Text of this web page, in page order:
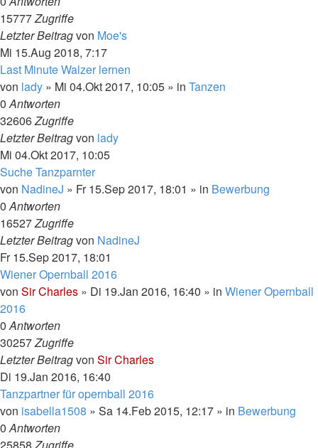
15777Zugriffe
Letzter Beitragvon Moe's
Mi 15.Aug 2018, 7:17
Last Minute Walzer lernen
von lady » Mi 04.Okt 2017, 10:05 » in Tanzen
0Antworten
32606Zugriffe
Letzter Beitragvon lady
Mi 04.Okt 2017, 10:05
Suche Tanzparnter
von NadineJ » Fr 15.Sep 2017, 18:01 » in Bewerbung
0Antworten
16527Zugriffe
Letzter Beitragvon NadineJ
Fr 15.Sep 2017, 18:01
Wiener Opernball 2016
von Sir Charles » Di 19.Jan 2016, 16:40 » in Wiener Opernball
2016
0Antworten
30257Zugriffe
Letzter Beitragvon Sir Charles
Di 19.Jan 2016, 16:40
Tanzpartner für opernball 2016
von isabella1508 » Sa 14.Feb 2015, 12:17 » in Bewerbung
0Antworten